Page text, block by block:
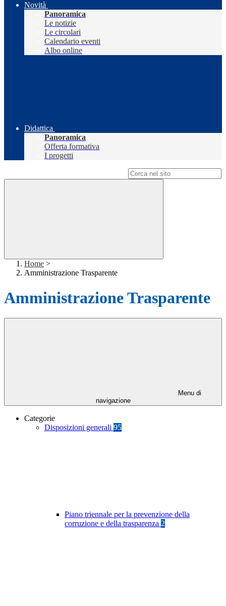
Novità
Panoramica
Le notizie
Le circolari
Calendario eventi
Albo online
Didattica
Panoramica
Offerta formativa
I progetti
Home >
Amministrazione Trasparente
Amministrazione Trasparente
Menu di
navigazione
Categorie
Disposizioni generali 95
Piano triennale per la prevenzione della
corruzione e della trasparenza 2